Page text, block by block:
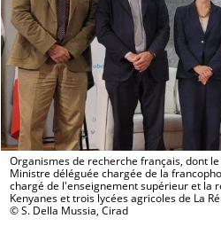
Organismes de recherche français, dont
Ministre déléguée chargée de la
chargé de l'enseignement supérieur et la
Kenyanes et trois lycées agricoles de La
© S. Della Mussia, Cirad